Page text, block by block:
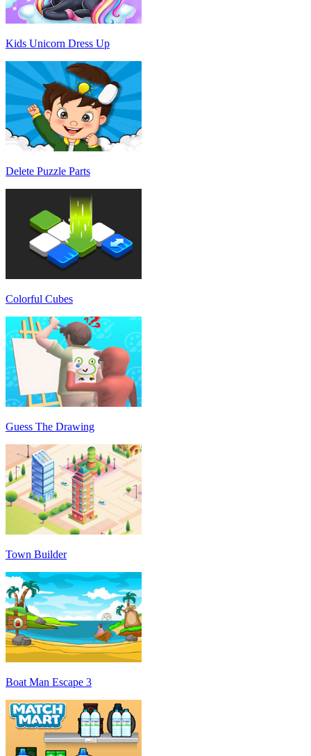
Kids Unicorn Dress Up
Delete Puzzle Parts
Colorful Cubes
Guess The Drawing
Town Builder
Boat Man Escape 3